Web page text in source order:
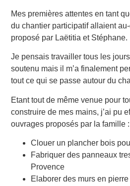
Mes premières attentes en tant
du chantier participatif allaient
proposé par Laëtitia et Stéphane.
Je pensais travailler tous les
soutenu mais il m’a finalement
tout ce qui se passe autour du
Etant tout de même venue pour
construire de mes mains, j’ai pu
ouvrages proposés par la famille :
Clouer un plancher bois
Fabriquer des panneaux
Provence
Elaborer des murs en